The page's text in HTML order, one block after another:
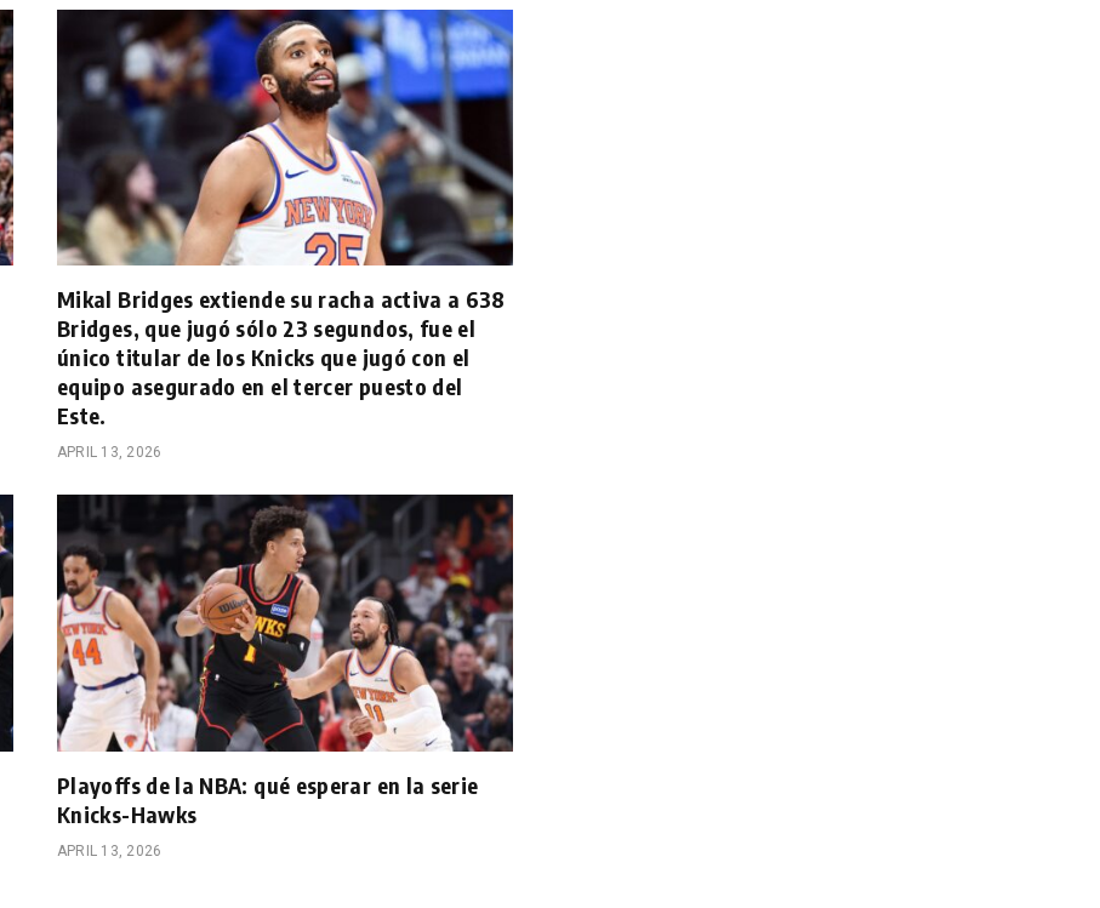
Mikal Bridges extiende su racha activa a 638
Bridges, que jugó sólo 23 segundos, fue el
único titular de los Knicks que jugó con el
equipo asegurado en el tercer puesto del
Este.
APRIL 13, 2026
Playoffs de la NBA: qué esperar en la serie
Knicks-Hawks
APRIL 13, 2026